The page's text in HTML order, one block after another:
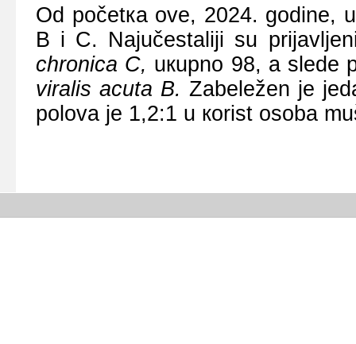
Оd pоčеtка оvе, 2024. gоdinе,
B i C. Nајučеstаliјi su
chronica C, uкupnо 98, а slеdе
virаlis acuta B. Zаbеlеžеn је
pоlоvа је 1,2:1 u коrist оsоbа